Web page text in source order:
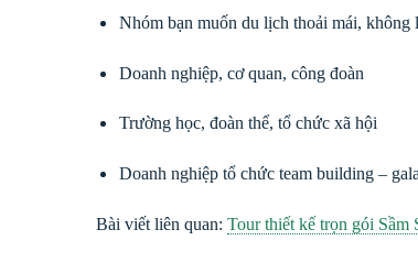
Nhóm bạn muốn du lịch thoải mái, không
Doanh nghiệp, cơ quan, công đoàn
Trường học, đoàn thể, tổ chức xã hội
Doanh nghiệp tổ chức team building –
Bài viết liên quan: Tour thiết kế trọn gói Sầm